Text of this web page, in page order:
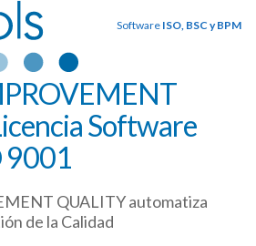
Software ISO, BSC y BPM
Software
9001
QUALITY automatiza
de la Calidad